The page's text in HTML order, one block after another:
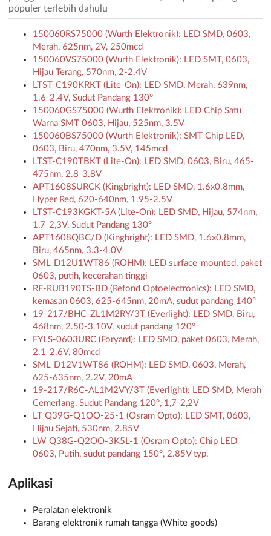
populer terlebih dahulu
150060RS75000 (Wurth Elektronik): LED SMD, 0603,
Merah, 625nm, 2V, 250mcd
150060VS75000 (Wurth Elektronik): LED SMT, 0603,
Hijau Terang, 570nm, 2-2.4V
LTST-C190KRKT (Lite-On): LED SMD, Merah, 639nm,
1.6-2.4V, Sudut Pandang 130°
150060GS75000 (Wurth Elektronik): LED Chip Satu
Warna SMT 0603, Hijau, 525nm, 3.5V
150060BS75000 (Wurth Elektronik): SMT Chip LED,
0603, Biru, 470nm, 3.5V, 145mcd
LTST-C190TBKT (Lite-On): LED SMD, 0603, Biru, 465-
475nm, 2.8-3.8V
APT1608SURCK (Kingbright): LED SMD, 1.6x0.8mm,
Hyper Red, 620-640nm, 1.95-2.5V
LTST-C193KGKT-5A (Lite-On): LED SMD, Hijau, 574nm,
1,7-2,3V, Sudut Pandang 130°
APT1608QBC/D (Kingbright): LED SMD, 1.6x0.8mm,
Biru, 465nm, 3.3-4.0V
SML-D12U1WT86 (ROHM): LED surface-mounted, paket
0603, putih, kecerahan tinggi
RF-RUB190TS-BD (Refond Optoelectronics): LED SMD,
kemasan 0603, 625-645nm, 20mA, sudut pandang 140°
19-217/BHC-ZL1M2RY/3T (Everlight): LED SMD, Biru,
468nm, 2.50-3.10V, sudut pandang 120°
FYLS-0603URC (Foryard): LED SMD, paket 0603, Merah,
2.1-2.6V, 80mcd
SML-D12V1WT86 (ROHM): LED SMD, 0603, Merah,
625-635nm, 2.2V, 20mA
19-217/R6C-AL1M2VY/3T (Everlight): LED SMD, Merah
Cemerlang, Sudut Pandang 120°, 1,7-2,2V
LT Q39G-Q1OO-25-1 (Osram Opto): LED SMT, 0603,
Hijau Sejati, 530nm, 2.85V
LW Q38G-Q2OO-3K5L-1 (Osram Opto): Chip LED
0603, Putih, sudut pandang 150°, 2.85V typ.
Aplikasi
Peralatan elektronik
Barang elektronik rumah tangga (White goods)